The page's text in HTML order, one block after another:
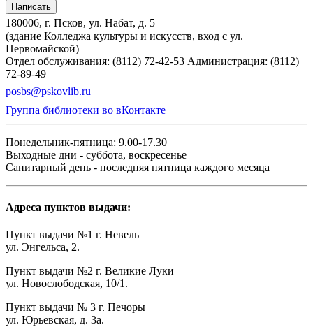
Написать
180006, г. Псков, ул. Набат, д. 5
(здание Колледжа культуры и искусств, вход с ул.
Первомайской)
Отдел обслуживания: (8112) 72-42-53 Администрация: (8112)
72-89-49
posbs@pskovlib.ru
Группа библиотеки во вКонтакте
Понедельник-пятница: 9.00-17.30
Выходные дни - суббота, воскресенье
Санитарный день - последняя пятница каждого месяца
Адреса пунктов выдачи:
Пункт выдачи №1 г. Невель
ул. Энгельса, 2.
Пункт выдачи №2 г. Великие Луки
ул. Новослободская, 10/1.
Пункт выдачи № 3 г. Печоры
ул. Юрьевская, д. 3а.